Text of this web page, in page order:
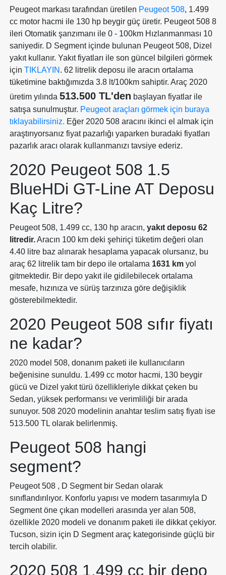
Peugeot markası tarafından üretilen Peugeot 508, 1.499
cc motor hacmi ile 130 hp beygir güç üretir. Peugeot 508 8
ileri Otomatik şanzımanı ile 0 - 100km Hızlanmanması 10
saniyedir. D Segment içinde bulunan Peugeot 508, Dizel
yakıt kullanır. Yakıt fiyatları ile son güncel bilgileri görmek
için TIKLAYIN . 62 litrelik deposu ile aracın ortalama
tüketimine baktığımızda 3.8 lt/100km sahiptir. Araç 2020
üretim yılında 513.500 TL'den başlayan fiyatlar ile
satışa sunulmuştur. Peugeot araçları görmek için buraya
tıklayabilirsiniz. Eğer 2020 508 aracını ikinci el almak için
araştırıyorsanız fiyat pazarlığı yaparken buradaki fiyatları
pazarlık aracı olarak kullanmanızı tavsiye ederiz.
2020 Peugeot 508 1.5
BlueHDi GT-Line AT Deposu
Kaç Litre?
Peugeot 508, 1.499 cc, 130 hp aracın, yakıt deposu 62
litredir.Aracın 100 km deki şehiriçi tüketim değeri olan
4.40 litre baz alınarak hesaplama yapacak olursanız, bu
araç 62 litrelik tam bir depo ile ortalama 1631 km yol
gitmektedir. Bir depo yakıt ile gidilebilecek ortalama
mesafe, hızınıza ve sürüş tarzınıza göre değişiklik
gösterebilmektedir.
2020 Peugeot 508 sıfır fiyatı
ne kadar?
2020 model 508, donanım paketi ile kullanıcıların
beğenisine sunuldu. 1.499 cc motor hacmi, 130 beygir
gücü ve Dizel yakıt türü özellikleriyle dikkat çeken bu
Sedan, yüksek performansı ve verimliliği bir arada
sunuyor. 508 2020 modelinin anahtar teslim satış fiyatı ise
513.500 TL olarak belirlenmiş.
Peugeot 508 hangi
segment?
Peugeot 508 , D Segment bir Sedan olarak
sınıflandırılıyor. Konforlu yapısı ve modern tasarımıyla D
Segment öne çıkan modelleri arasında yer alan 508,
özellikle 2020 modeli ve donanım paketi ile dikkat çekiyor.
Tucson, sizin için D Segment araç kategorisinde güçlü bir
tercih olabilir.
2020 508 1.499 cc bir depo